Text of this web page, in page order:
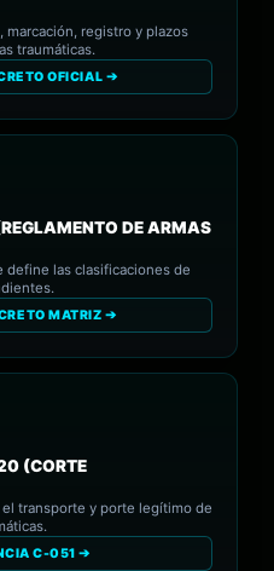
marcación, registro y plazos
traumáticas.
OFICIAL ➔
DE ARMAS
define las clasificaciones de
MATRIZ ➔
(CORTE
transporte y porte legítimo de
C-051 ➔